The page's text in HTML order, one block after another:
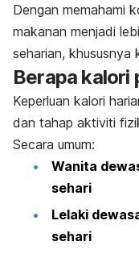
Dengan memahami
makanan menjadi
seharian, khususnya
Berapa kalori
Keperluan kalori
dan tahap aktiviti
Secara umum:
Wanita
sehari
Lelaki
sehari